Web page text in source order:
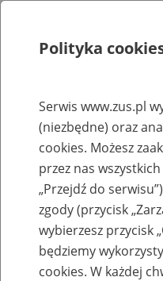
Rejestry, ewidencje i archiwa
Baza
Nazwa zakładu pracy:
Polityka
Serwis www.zus.pl
(niezbędne) oraz
cookies. Możesz
przez nas
„Przejdź do
zgody (przycisk
wybierzesz przycisk
będziemy
cookies. W każdej